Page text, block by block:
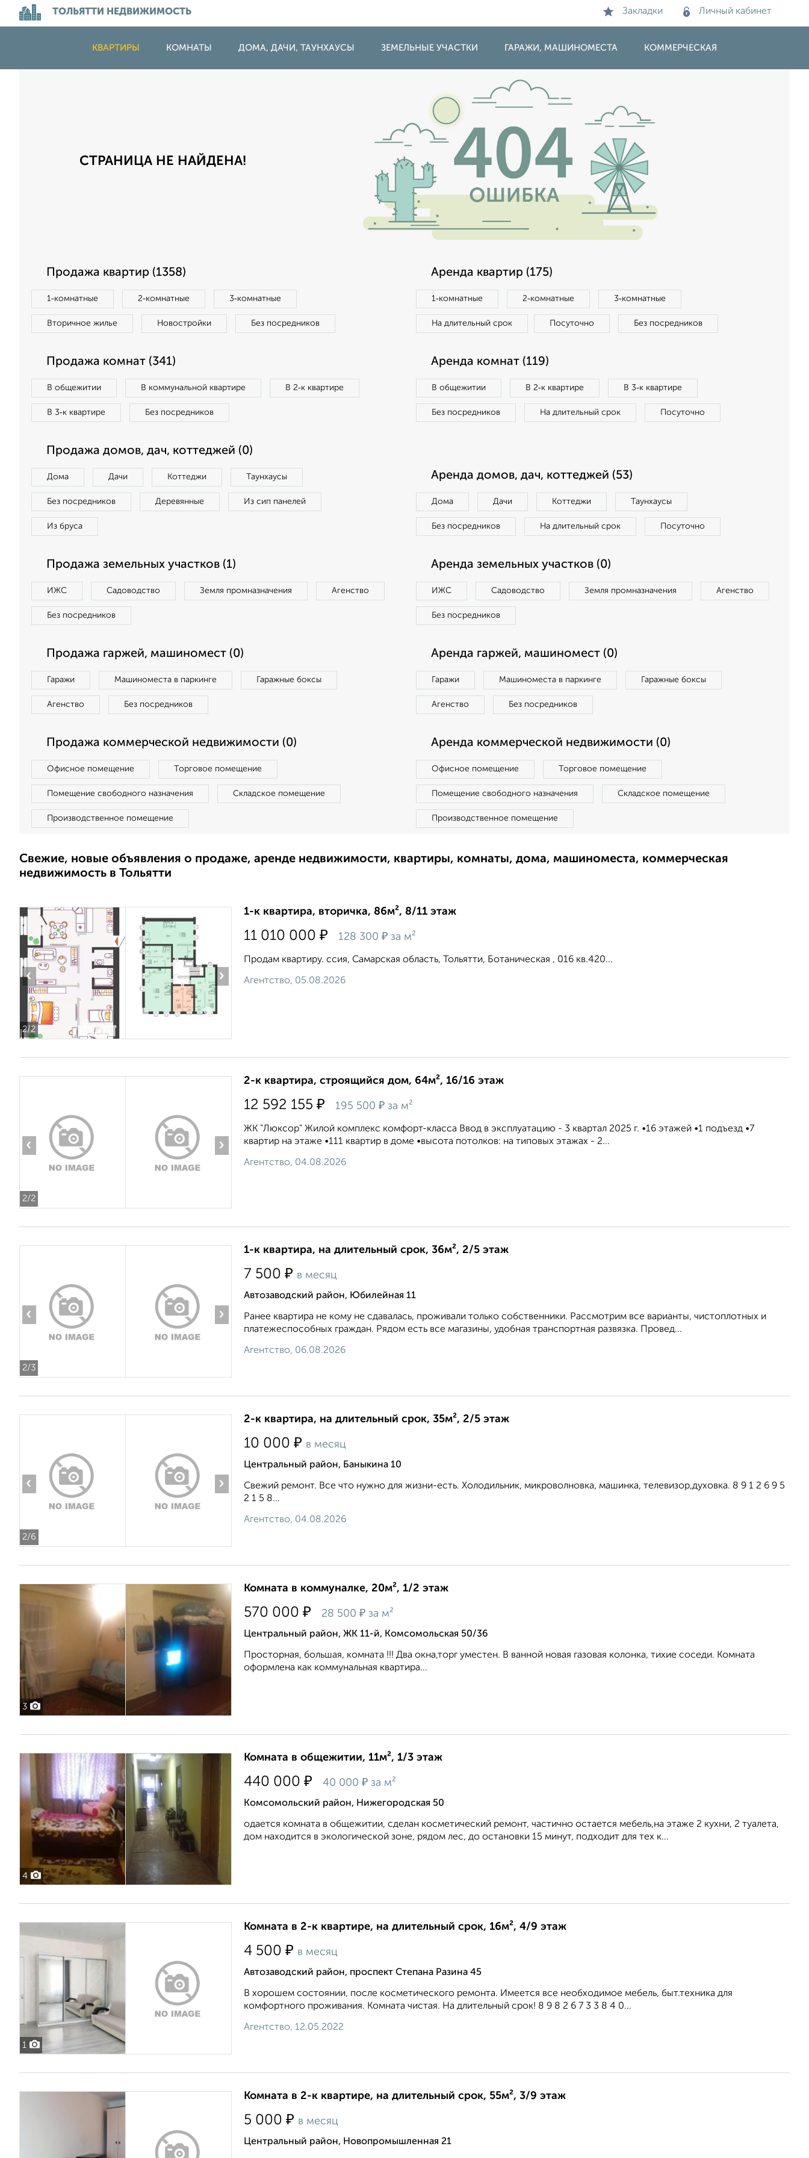
ТОЛЬЯТТИ НЕДВИЖИМОСТЬ Закладки Личный кабинет
КВАРТИРЫ КОМНАТЫ ДОМА, ДАЧИ, ТАУНХАУСЫ ЗЕМЕЛЬНЫЕ УЧАСТКИ ГАРАЖИ, МАШИНОМЕСТА КОММЕРЧЕСКАЯ
СТРАНИЦА НЕ НАЙДЕНА!
Продажа квартир (1358)
1‑комнатные 2‑комнатные 3‑комнатные
Вторичное жилье Новостройки Без посредников
Аренда квартир (175)
1‑комнатные 2‑комнатные 3‑комнатные
На длительный срок Посуточно Без посредников
Продажа комнат (341)
В общежитии В коммунальной квартире В 2‑к квартире
В 3‑к квартире Без посредников
Аренда комнат (119)
В общежитии В 2‑к квартире В 3‑к квартире
Без посредников На длительный срок Посуточно
Продажа домов, дач, коттеджей (0)
Дома Дачи Коттеджи Таунхаусы
Без посредников Деревянные Из сип панелей
Из бруса
Аренда домов, дач, коттеджей (53)
Дома Дачи Коттеджи Таунхаусы
Без посредников На длительный срок Посуточно
Продажа земельных участков (1)
ИЖС Садоводство Земля промназначения Агенство
Без посредников
Аренда земельных участков (0)
ИЖС Садоводство Земля промназначения Агенство
Без посредников
Продажа гаржей, машиномест (0)
Гаражи Машиноместа в паркинге Гаражные боксы
Агенство Без посредников
Аренда гаржей, машиномест (0)
Гаражи Машиноместа в паркинге Гаражные боксы
Агенство Без посредников
Продажа коммерческой недвижимости (0)
Офисное помещение Торговое помещение
Помещение свободного назначения Складское помещение
Производственное помещение
Аренда коммерческой недвижимости (0)
Офисное помещение Торговое помещение
Помещение свободного назначения Складское помещение
Производственное помещение
Свежие, новые объявления о продаже, аренде недвижимости, квартиры, комнаты, дома, машиноместа, коммерческая
недвижимость в Тольятти
2/2
‹ ›
1-к квартира, вторичка, 86м², 8/11 этаж
11 010 000 ₽ 128 300 ₽ за м²
Продам квартиру. ссия, Самарская область, Тольятти, Ботаническая , 016 кв.420...
Агентство, 05.08.2026
2/2
‹ ›
2-к квартира, строящийся дом, 64м², 16/16 этаж
12 592 155 ₽ 195 500 ₽ за м²
ЖК "Люксор" Жилой комплекс комфорт-класса Ввод в эксплуатацию - 3 квартал 2025 г. •16 этажей •1 подъезд •7
квартир на этаже •111 квартир в доме •высота потолков: на типовых этажах - 2...
Агентство, 04.08.2026
2/3
‹ ›
1-к квартира, на длительный срок, 36м², 2/5 этаж
7 500 ₽ в месяц
Автозаводский район, Юбилейная 11
Ранее квартира не кому не сдавалась, проживали только собственники. Рассмотрим все варианты, чистоплотных и
платежеспособных граждан. Рядом есть все магазины, удобная транспортная развязка. Провед...
Агентство, 06.08.2026
2/6
‹ ›
2-к квартира, на длительный срок, 35м², 2/5 этаж
10 000 ₽ в месяц
Центральный район, Баныкина 10
Свежий ремонт. Все что нужно для жизни-есть. Холодильник, микроволновка, машинка, телевизор,духовка. 8 9 1 2 6 9 5
2 1 5 8...
Агентство, 04.08.2026
3
Комната в коммуналке, 20м², 1/2 этаж
570 000 ₽ 28 500 ₽ за м²
Центральный район, ЖК 11-й, Комсомольская 50/36
Просторная, большая, комната !!! Два окна,торг уместен. В ванной новая газовая колонка, тихие соседи. Комната
оформлена как коммунальная квартира...
4
Комната в общежитии, 11м², 1/3 этаж
440 000 ₽ 40 000 ₽ за м²
Комсомольский район, Нижегородская 50
одается комната в общежитии, сделан косметический ремонт, частично остается мебель,на этаже 2 кухни, 2 туалета,
дом находится в экологической зоне, рядом лес, до остановки 15 минут, подходит для тех к...
1
Комната в 2-к квартире, на длительный срок, 16м², 4/9 этаж
4 500 ₽ в месяц
Автозаводский район, проспект Степана Разина 45
В хорошем состоянии, после косметического ремонта. Имеется все необходимое мебель, быт.техника для
комфортного проживания. Комната чистая. На длительный срок! 8 9 8 2 6 7 3 3 8 4 0...
Агентство, 12.05.2022
Комната в 2-к квартире, на длительный срок, 55м², 3/9 этаж
5 000 ₽ в месяц
Центральный район, Новопромышленная 21